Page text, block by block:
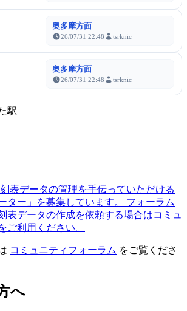
奥多摩方面
26/07/31 22:48 tsrknic
奥多摩方面
26/07/31 22:48 tsrknic
駅
表データの管理を手伝っていただける
ター」を募集しています。
フォーラム
表データの作成を依頼する場合はコミュ
ご利用ください。
コミュニティフォーラム をご覧くださ
へ